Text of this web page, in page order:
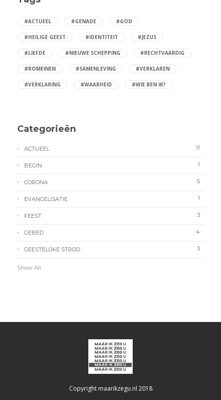
#ACTUEEL #GENADE #GOD
#HEILIGE GEEST #IDENTITEIT #JEZUS
#LIEFDE #NIEUWE SCHEPPING #RECHTVAARDIG
#ROMEINEN #SAMENLEVING #VERKLAREN
#VERKLARING #WAARHEID #WIE BEN IK?
Categorieën
ACTUEEL 11
BEGIN 1
CORONA 5
EVANGELISATIE 1
FEEST 3
GEBED 4
GEESTELIJKE STRIJD 3
Show All
Copyright maarikzegu.nl 2018